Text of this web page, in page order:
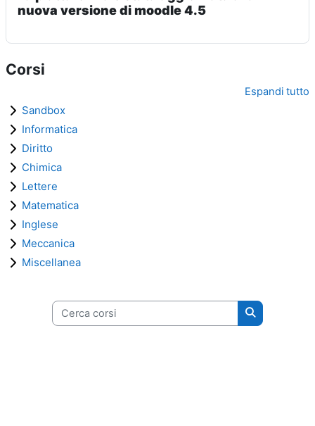
nuova versione di moodle 4.5
Corsi
Espandi tutto
Sandbox
Informatica
Diritto
Chimica
Lettere
Matematica
Inglese
Meccanica
Miscellanea
Cerca corsi
Cerca corsi